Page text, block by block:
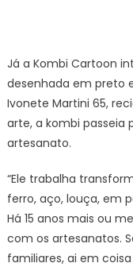
Já a Kombi Cartoon
desenhada em preto
Ivonete Martini 65,
arte, a kombi passeia
artesanato.
“Ele trabalha
ferro, aço, louça, em
Há 15 anos mais ou
com os artesanatos.
familiares, ai em